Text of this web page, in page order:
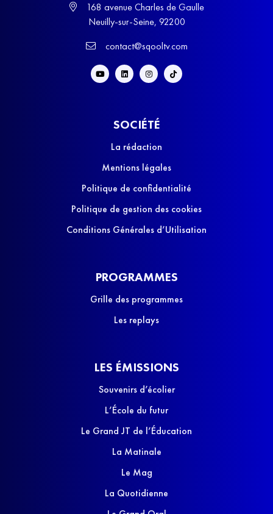
168 avenue Charles de Gaulle
Neuilly-sur-Seine, 92200
contact@sqooltv.com
SOCIÉTÉ
La rédaction
Mentions légales
Politique de confidentialité
Politique de gestion des cookies
Conditions Générales d’Utilisation
PROGRAMMES
Grille des programmes
Les replays
LES ÉMISSIONS
Souvenirs d’écolier
L’École du futur
Le Grand JT de l’Éducation
La Matinale
Le Mag
La Quotidienne